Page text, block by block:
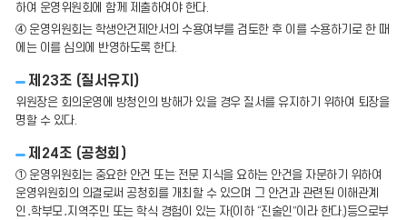
하여 운영위원회에 함께 제출하여야 한다.
④ 운영위원회는 학생안건제안서의 수용여부를 검토한 후 이를 수용하기로 한 때
에는 이를 심의에 반영하도록 한다.
제23조 (질서유지)
위원장은 회의운영에 방청인의 방해가 있을 경우 질서를 유지하기 위하여 퇴장을
명할 수 있다.
제24조 (공청회)
① 운영위원회는 중요한 안건 또는 전문 지식을 요하는 안건을 자문하기 위하여
운영위원회의 의결로써 공청회를 개최할 수 있으며 그 안건과 관련된 이해관계
인․학부모․지역주민 또는 학식 경험이 있는 자(이하 “진술인”이라 한다.)등으로부